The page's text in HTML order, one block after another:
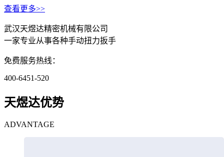
查看更多>>
武汉天煜达精密机械有限公司
一家专业从事各种手动扭力扳手
免费服务热线：
400-6451-520
天煜达优势
ADVANTAGE